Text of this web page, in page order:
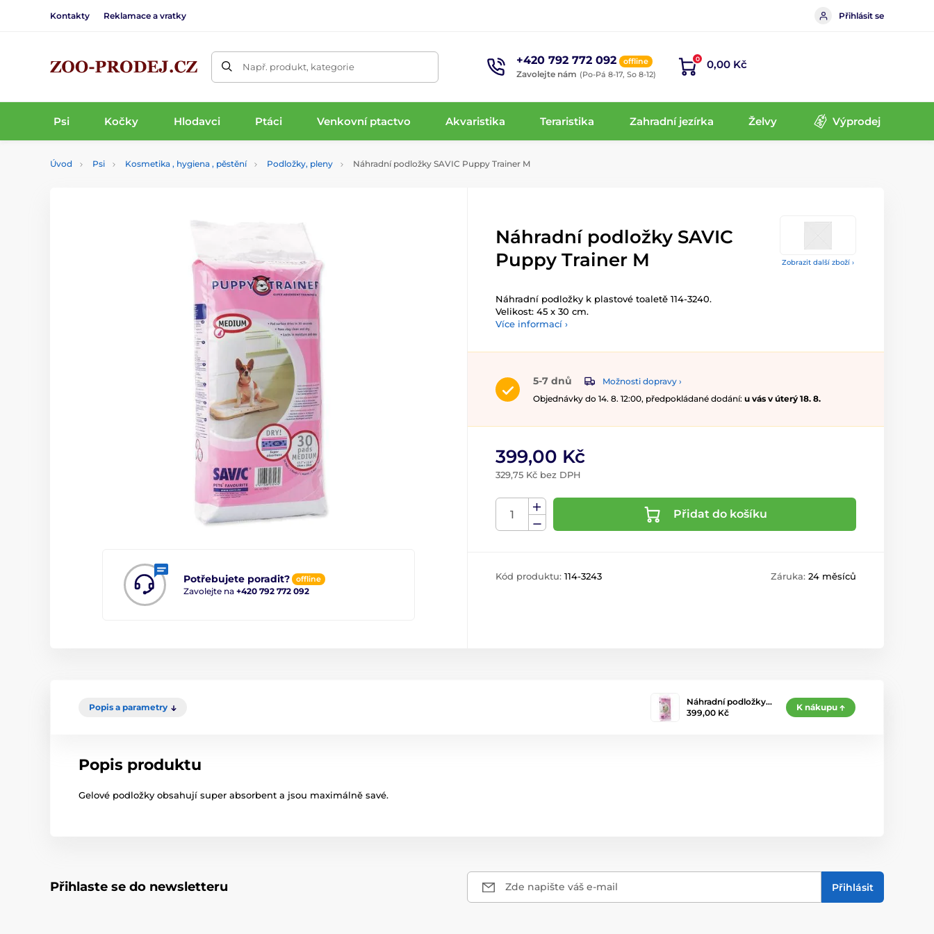
Kontakty Reklamace a vratky Přihlásit se
Např. produkt, kategorie +420 792 772 092 offline
Zavolejte nám (Po-Pá 8-17, So 8-12)
0 0,00 Kč
Psi Kočky Hlodavci Ptáci Venkovní ptactvo Akvaristika Teraristika Zahradní jezírka Želvy Výprodej
Úvod Psi Kosmetika , hygiena , pěstění Podložky, pleny Náhradní podložky SAVIC Puppy Trainer M
Zobrazit další zboží ›
Potřebujete poradit? offline
Zavolejte na +420 792 772 092
Náhradní podložky SAVIC
Puppy Trainer M
Náhradní podložky k plastové toaletě 114-3240.
Velikost: 45 x 30 cm.
Více informací ›
5-7 dnů
Možnosti dopravy ›
Objednávky do 14. 8. 12:00, předpokládané dodání: u vás v úterý 18. 8.
399,00 Kč
329,75 Kč bez DPH
Přidat do košíku
Kód produktu: 114-3243 Záruka: 24 měsíců
Popis a parametry
Náhradní podložky…
399,00 Kč
K nákupu
Popis produktu
Gelové podložky obsahují super absorbent a jsou maximálně savé.
Přihlaste se do newsletteru Zde napište váš e-mail Přihlásit